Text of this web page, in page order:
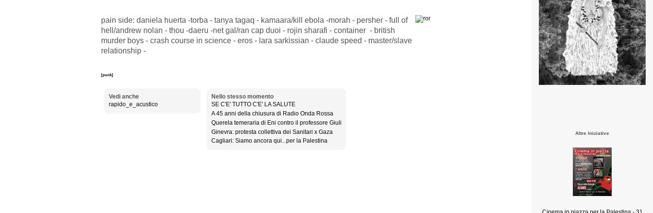
pain side: daniela huerta -torba - tanya tagaq - kamaara/kill ebola -morah - persher - full of
hell/andrew nolan - thou -daeru -net gal/ran cap duoi - rojin sharafi - container - british
murder boys - crash course in science - eros - lara sarkissian - claude speed - master/slave
relationship -
[punk]
Vedi anche
rapido_e_acustico
Nello stesso momento
SE C'E' TUTTO C'E' LA SALUTE
A 45 anni della chiusura di Radio Onda Rossa
Querela temeraria di Eni contro il professore Giuli
Ginevra: protesta collettiva dei Sanitari x Gaza
Cagliari: Siamo ancora qui...per la Palestina
Altre Iniziative